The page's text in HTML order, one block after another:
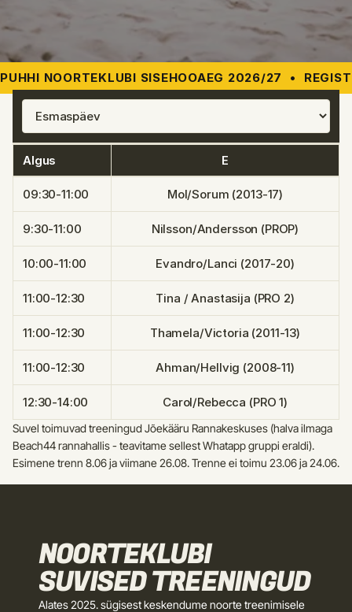
PUHHI NOORTEKLUBI SISEHOOAEG 2026/27 •
Algus E
09:30-11:00 Mol/Sorum (2013-17)
9:30-11:00 Nilsson/Andersson (PROP)
10:00-11:00 Evandro/Lanci (2017-20)
11:00-12:30 Tina / Anastasija (PRO 2)
11:00-12:30 Thamela/Victoria (2011-13)
11:00-12:30 Ahman/Hellvig (2008-11)
12:30-14:00 Carol/Rebecca (PRO 1)
Suvel toimuvad treeningud Jõekääru Rannakeskuses (halva ilmaga
Beach44 rannahallis - teavitame sellest Whatapp gruppi eraldi).
Esimene trenn 8.06 ja viimane 26.08. Trenne ei toimu 23.06 ja 24.06.
NOORTEKLUBI
SUVISED TREENINGUD
Alates 2025. sügisest keskendume noorte treenimisele